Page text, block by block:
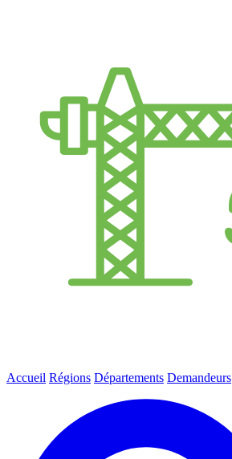
Accueil Régions Départements Demandeurs